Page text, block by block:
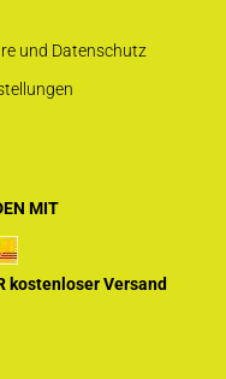
und Datenschutz
MIT
kostenloser Versand